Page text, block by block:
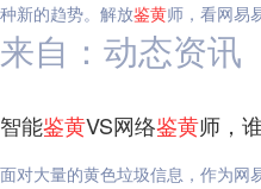
种新的趋势。解放鉴黄师，看网易
来自：动态资讯
智能鉴黄VS网络鉴黄师，
面对大量的黄色垃圾信息，作为网